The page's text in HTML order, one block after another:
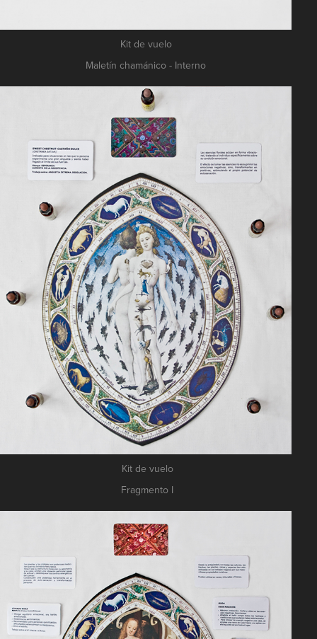
Kit de vuelo
Maletín chamánico - Interno
Kit de vuelo
Fragmento I